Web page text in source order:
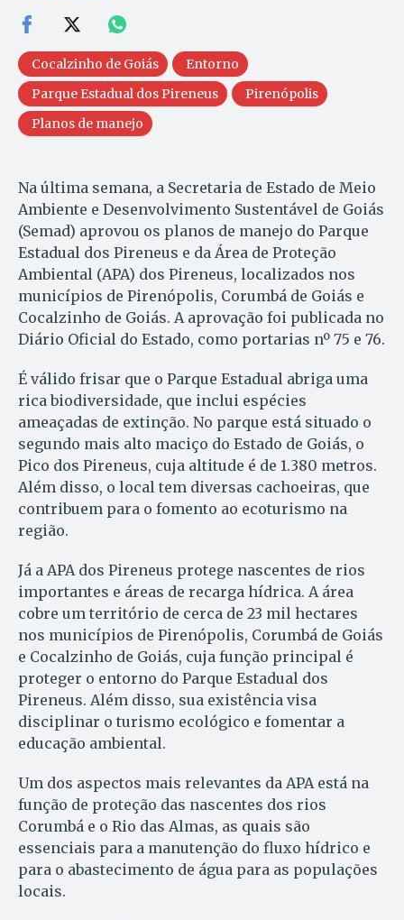
Cocalzinho de Goiás
Entorno
Parque Estadual dos Pireneus
Pirenópolis
Planos de manejo
Na última semana, a Secretaria de Estado de Meio
Ambiente e Desenvolvimento Sustentável de Goiás
(Semad) aprovou os planos de manejo do Parque
Estadual dos Pireneus e da Área de Proteção
Ambiental (APA) dos Pireneus, localizados nos
municípios de Pirenópolis, Corumbá de Goiás e
Cocalzinho de Goiás. A aprovação foi publicada no
Diário Oficial do Estado, como portarias nº 75 e 76.
É válido frisar que o Parque Estadual abriga uma
rica biodiversidade, que inclui espécies
ameaçadas de extinção. No parque está situado o
segundo mais alto maciço do Estado de Goiás, o
Pico dos Pireneus, cuja altitude é de 1.380 metros.
Além disso, o local tem diversas cachoeiras, que
contribuem para o fomento ao ecoturismo na
região.
Já a APA dos Pireneus protege nascentes de rios
importantes e áreas de recarga hídrica. A área
cobre um território de cerca de 23 mil hectares
nos municípios de Pirenópolis, Corumbá de Goiás
e Cocalzinho de Goiás, cuja função principal é
proteger o entorno do Parque Estadual dos
Pireneus. Além disso, sua existência visa
disciplinar o turismo ecológico e fomentar a
educação ambiental.
Um dos aspectos mais relevantes da APA está na
função de proteção das nascentes dos rios
Corumbá e o Rio das Almas, as quais são
essenciais para a manutenção do fluxo hídrico e
para o abastecimento de água para as populações
locais.